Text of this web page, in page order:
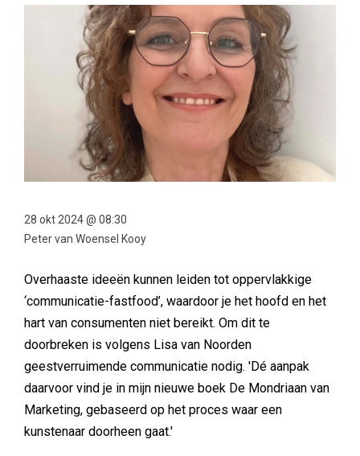
28 okt 2024 @ 08:30
Peter van Woensel Kooy
Overhaaste ideeën kunnen leiden tot oppervlakkige
‘communicatie-fastfood’, waardoor je het hoofd en het
hart van consumenten niet bereikt. Om dit te
doorbreken is volgens Lisa van Noorden
geestverruimende communicatie nodig. 'Dé aanpak
daarvoor vind je in mijn nieuwe boek De Mondriaan van
Marketing, gebaseerd op het proces waar een
kunstenaar doorheen gaat.'